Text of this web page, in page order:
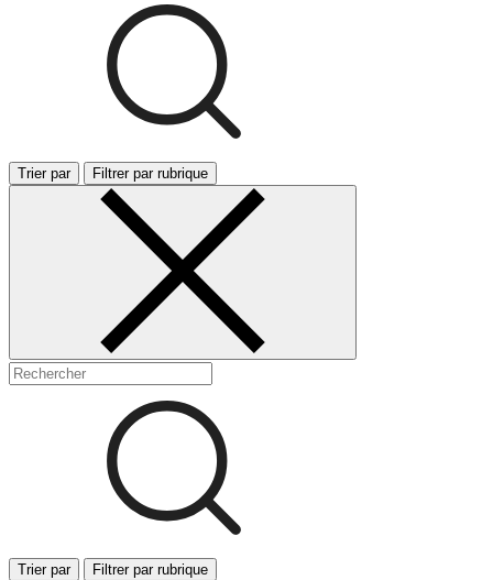
Trier par Filtrer par rubrique
Trier par Filtrer par rubrique